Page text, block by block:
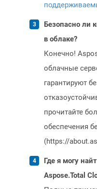
Безопасно ли
в облаке?
Конечно!
облачные
гарантируют
прочитайте
обеспечения
(https://
Где я могу
Aspose.Total